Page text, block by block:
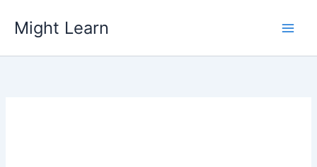
content
Might Learn